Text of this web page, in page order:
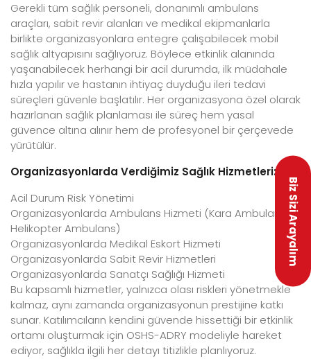
Gerekli tüm sağlık personeli, donanımlı ambulans
araçları, sabit revir alanları ve medikal ekipmanlarla
birlikte organizasyonlara entegre çalışabilecek mobil
sağlık altyapısını sağlıyoruz. Böylece etkinlik alanında
yaşanabilecek herhangi bir acil durumda, ilk müdahale
hızla yapılır ve hastanın ihtiyaç duyduğu ileri tedavi
süreçleri güvenle başlatılır. Her organizasyona özel olarak
hazırlanan sağlık planlaması ile süreç hem yasal
güvence altına alınır hem de profesyonel bir çerçevede
yürütülür.
Organizasyonlarda Verdiğimiz Sağlık Hizmetleri:
Acil Durum Risk Yönetimi
Organizasyonlarda Ambulans Hizmeti (Kara Ambulansı &
Helikopter Ambulans)
Organizasyonlarda Medikal Eskort Hizmeti
Organizasyonlarda Sabit Revir Hizmetleri
Organizasyonlarda Sanatçı Sağlığı Hizmeti
Bu kapsamlı hizmetler, yalnızca olası riskleri yönetmekle
kalmaz, aynı zamanda organizasyonun prestijine katkı
sunar. Katılımcıların kendini güvende hissettiği bir etkinlik
ortamı oluşturmak için OSHS-ADRY modeliyle hareket
ediyor, sağlıkla ilgili her detayı titizlikle planlıyoruz.
Biz Sizi Arayalım